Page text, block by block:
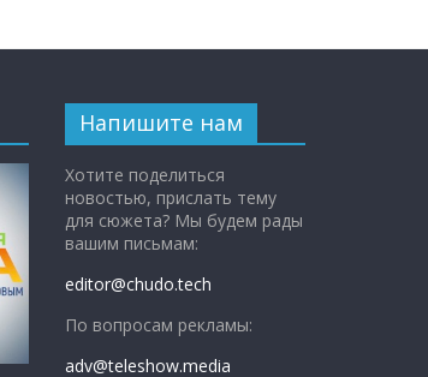
Напишите нам
Хотите поделиться
новостью, прислать тему
для сюжета? Мы будем рады
вашим письмам:
editor@chudo.tech
По вопросам рекламы:
adv@teleshow.media